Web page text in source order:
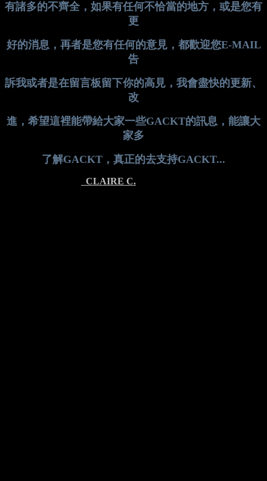
有諸多的不齊全，如果有任何不恰當的地方，或是您有
更
好的消息，再者是您有任何的意見，都歡迎您E-MAIL
告
訴我或者是在留言板留下你的高見，我會盡快的更新、
改
進，希望這裡能帶給大家一些GACKT的訊息，能讓大
家多
了解GACKT ，真正的去支持GACKT...
CLAIRE C.